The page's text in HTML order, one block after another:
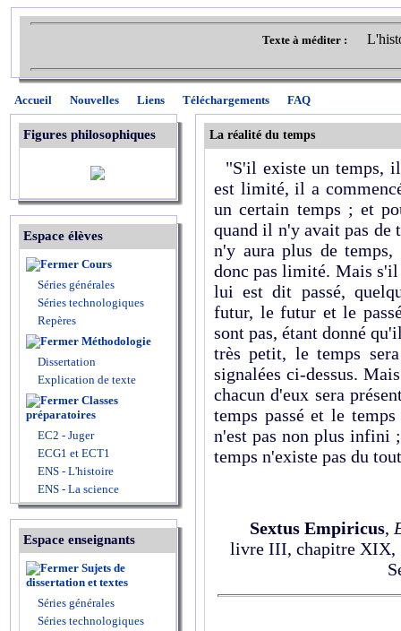
Texte à méditer :
Accueil Nouvelles Liens Téléchargements FAQ
Figures philosophiques
Espace élèves
Cours
Séries générales
Séries technologiques
Repères
Méthodologie
Dissertation
Explication de texte
Classes
préparatoires
EC2 - Juger
ECG1 et ECT1
ENS - L'histoire
ENS - La science
Espace enseignants
Sujets de
dissertation et textes
Séries générales
Séries technologiques
La réalité du temps
"S'il existe un temps,
est limité, il a
un certain temps ; et
quand il n'y avait pas de
n'y aura plus de
donc pas limité. Mais s'il
lui est dit passé,
futur, le futur et le
sont pas, étant donné
très petit, le temps
signalées ci-dessus.
chacun d'eux sera
temps passé et le
n'est pas non plus
temps n'existe pas du
Sextus Empiricus,
livre III, chapitre XIX,